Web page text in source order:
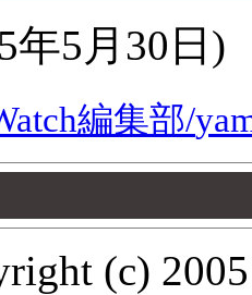
年5月30日 )
編集部/
(c)